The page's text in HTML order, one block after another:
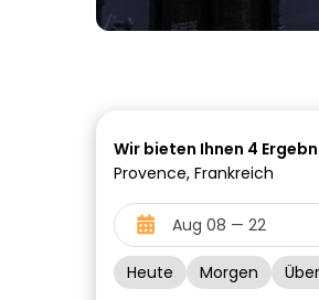
Wir bieten Ihnen 4
Provence, Frankreich
Heute Morgen